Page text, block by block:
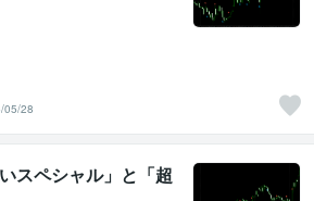
05/28
スペシャル」と「超